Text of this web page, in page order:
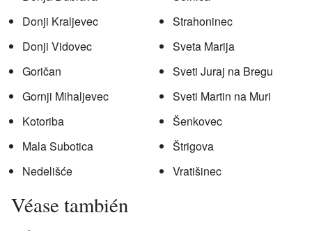
Donji Kraljevec
Donji Vidovec
Goričan
Gornji Mihaljevec
Kotoriba
Mala Subotica
Nedelišće
Strahoninec
Sveta Marija
Sveti Juraj na Bregu
Sveti Martin na Muri
Šenkovec
Štrigova
Vratišinec
Véase también